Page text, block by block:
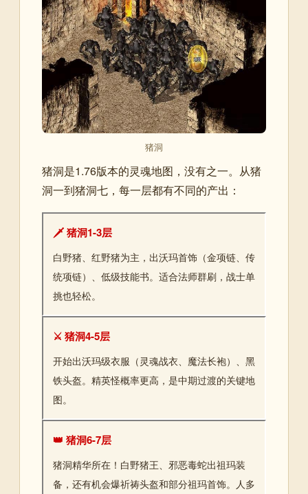
猪洞
猪洞是1.76版本的灵魂地图，没有之一。从猪
洞一到猪洞七，每一层都有不同的产出：
🗡️ 猪洞1-3层
白野猪、红野猪为主，出沃玛首饰（金项链、传
统项链）、低级技能书。适合法师群刷，战士单
挑也轻松。
⚔️ 猪洞4-5层
开始出沃玛级衣服（灵魂战衣、魔法长袍）、黑
铁头盔。精英怪概率更高，是中期过渡的关键地
图。
👑 猪洞6-7层
猪洞精华所在！白野猪王、邪恶毒蛇出祖玛装
备，还有机会爆祈祷头盔和部分祖玛首饰。人多